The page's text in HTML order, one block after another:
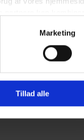
Marketing
Tillad alle